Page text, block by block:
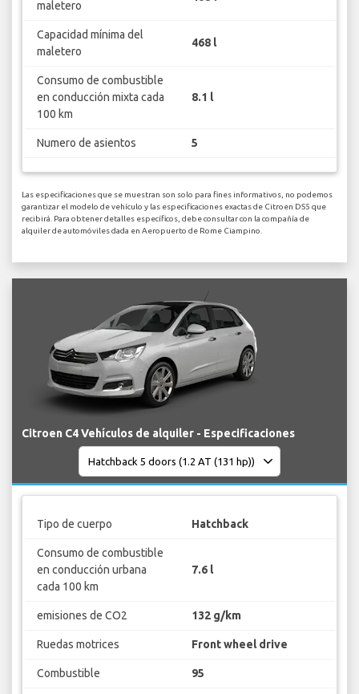
maletero
Capacidad mínima del
maletero
468 l
Consumo de combustible
en conducción mixta cada
100 km
8.1 l
Numero de asientos 5
Las especificaciones que se muestran son solo para fines informativos, no podemos
garantizar el modelo de vehículo y las especificaciones exactas de Citroen DS5 que
recibirá. Para obtener detalles específicos, debe consultar con la compañía de
alquiler de automóviles dada en Aeropuerto de Rome Ciampino.
Citroen C4 Vehículos de alquiler - Especificaciones
Tipo de cuerpo Hatchback
Consumo de combustible
en conducción urbana
cada 100 km
7.6 l
emisiones de CO2 132 g/km
Ruedas motrices Front wheel drive
Combustible 95